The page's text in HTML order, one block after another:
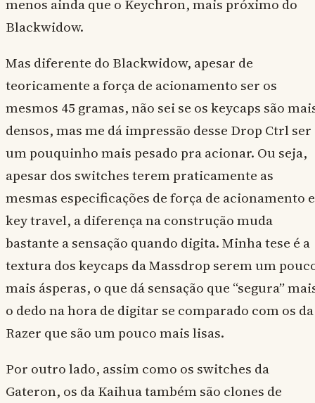
menos ainda que o Keychron, mais próximo do
Blackwidow.
Mas diferente do Blackwidow, apesar de
teoricamente a força de acionamento ser os
mesmos 45 gramas, não sei se os keycaps são
densos, mas me dá impressão desse Drop Ctrl ser
um pouquinho mais pesado pra acionar. Ou seja,
apesar dos switches terem praticamente as
mesmas especificações de força de acionamento e
key travel, a diferença na construção muda
bastante a sensação quando digita. Minha tese é a
textura dos keycaps da Massdrop serem um
mais ásperas, o que dá sensação que “segura”
o dedo na hora de digitar se comparado com os da
Razer que são um pouco mais lisas.
Por outro lado, assim como os switches da
Gateron, os da Kaihua também são clones de